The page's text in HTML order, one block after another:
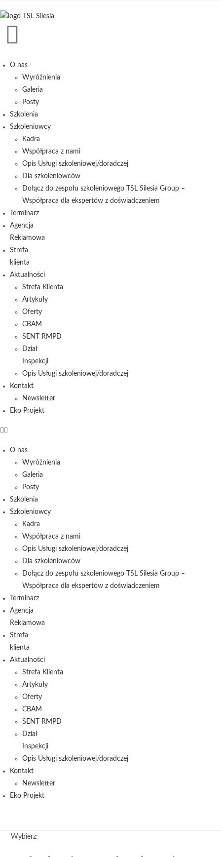
treści
O nas
Wyróżnienia
Galeria
Posty
Szkolenia
Szkoleniowcy
Kadra
Współpraca z nami
Opis Usługi szkoleniowej/doradczej
Dla szkoleniowców
Dołącz do zespołu szkoleniowego TSL Silesia Group –
Współpraca dla ekspertów z doświadczeniem
Terminarz
Agencja
Reklamowa
Strefa
klienta
Aktualności
Strefa Klienta
Artykuły
Oferty
CBAM
SENT RMPD
Dział
Inspekcji
Opis Usługi szkoleniowej/doradczej
Kontakt
Newsletter
Eko Projekt
O nas
Wyróżnienia
Galeria
Posty
Szkolenia
Szkoleniowcy
Kadra
Współpraca z nami
Opis Usługi szkoleniowej/doradczej
Dla szkoleniowców
Dołącz do zespołu szkoleniowego TSL Silesia Group –
Współpraca dla ekspertów z doświadczeniem
Terminarz
Agencja
Reklamowa
Strefa
klienta
Aktualności
Strefa Klienta
Artykuły
Oferty
CBAM
SENT RMPD
Dział
Inspekcji
Opis Usługi szkoleniowej/doradczej
Kontakt
Newsletter
Eko Projekt
Wybierz: